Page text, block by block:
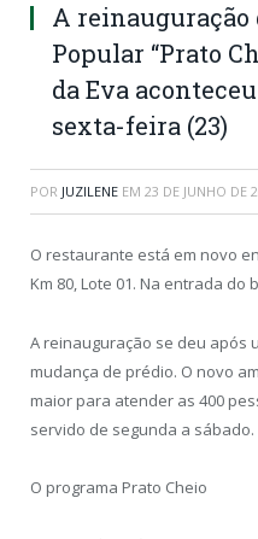
A reinauguração
Popular “Prato
da Eva
sexta-feira (23)
POR JUZILENE EM 23 DE JUNHO DE
O restaurante está em novo
Km 80, Lote 01. Na entrada
A reinauguração se deu após
mudança de prédio. O novo
maior para atender as 400
servido de segunda a sábado.
O programa Prato Cheio